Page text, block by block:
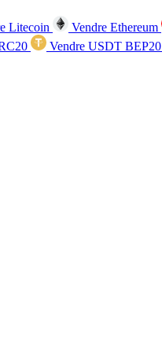
Litecoin Vendre Ethereum
Vendre USDT BEP20